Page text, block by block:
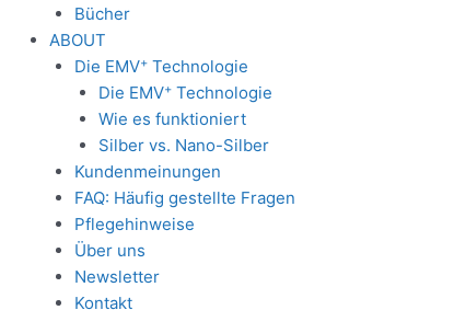
Bücher
ABOUT
Die EMV+Technologie
Die EMV+ Technologie
Wie es funktioniert
Silber vs. Nano-Silber
Kundenmeinungen
FAQ: Häufig gestellte Fragen
Pflegehinweise
Über uns
Newsletter
Kontakt